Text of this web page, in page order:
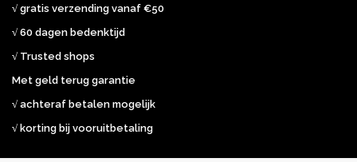
√ gratis verzending vanaf €50
√ 60 dagen bedenktijd
√ Trusted shops
Met geld terug garantie
√ achteraf betalen mogelijk
√ korting bij vooruitbetaling